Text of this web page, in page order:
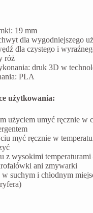
19 mm
dla wygodniejszego
dla czystego i
róż
druk 3D w
PLA
użytkowania:
użyciem umyć ręcznie w
myć ręcznie w
z wysokimi temperaturami
ani zmywarki
suchym i chłodnym